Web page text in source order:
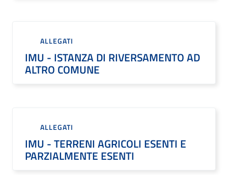
ALLEGATI
IMU - ISTANZA DI RIVERSAMENTO AD
ALTRO COMUNE
ALLEGATI
IMU - TERRENI AGRICOLI ESENTI E
PARZIALMENTE ESENTI